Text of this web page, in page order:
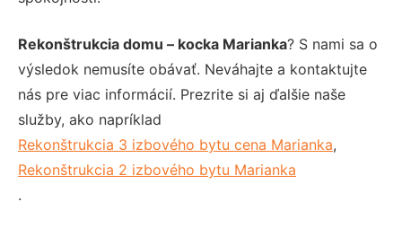
Rekonštrukcia domu – kocka Marianka? S nami sa o
výsledok nemusíte obávať. Neváhajte a kontaktujte
nás pre viac informácií. Prezrite si aj ďalšie naše
služby, ako napríklad
Rekonštrukcia 3 izbového bytu cena Marianka,
Rekonštrukcia 2 izbového bytu Marianka
.